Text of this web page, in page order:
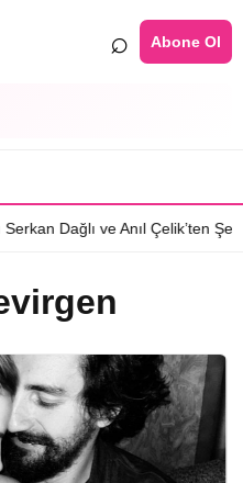
⌕ Abone Ol
Dağlı ve Anıl Çelik’ten Şener